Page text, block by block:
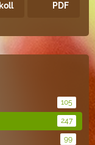
PDF
105
247
99